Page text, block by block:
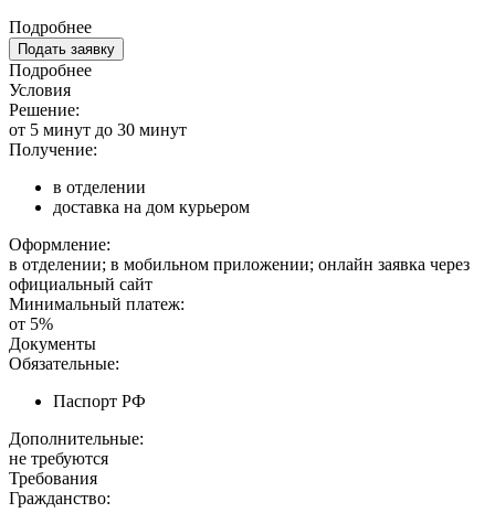
Подробнее
Подать заявку
Подробнее
Условия
Решение:
от 5 минут до 30 минут
Получение:
в отделении
доставка на дом курьером
Оформление:
в отделении; в мобильном приложении; онлайн заявка через
официальный сайт
Минимальный платеж:
от 5%
Документы
Обязательные:
Паспорт РФ
Дополнительные:
не требуются
Требования
Гражданство: